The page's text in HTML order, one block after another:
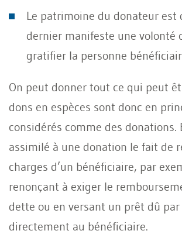
Le patrimoine du donateur est
dernier manifeste une volonté
gratifier la personne
On peut donner tout ce qui peut
dons en espèces sont donc en
considérés comme des donations.
assimilé à une donation le fait de
charges d’un bénéficiaire, par
renonçant à exiger le
dette ou en versant un prêt dû
directement au bénéficiaire.